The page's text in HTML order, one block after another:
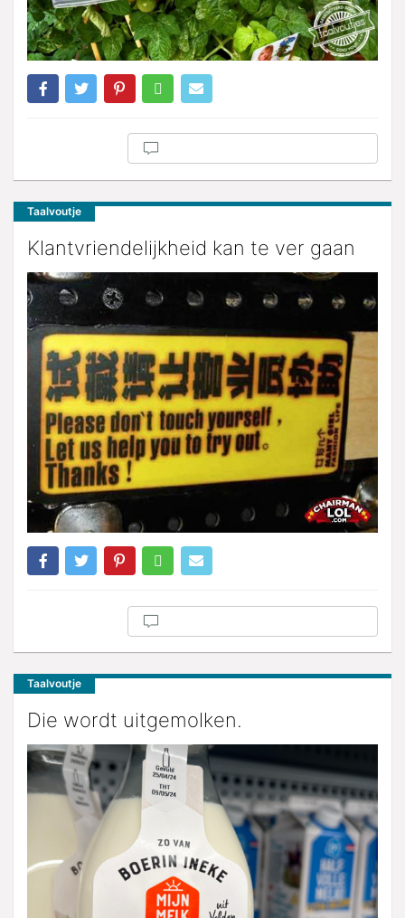
Taalvoutje
Klantvriendelijkheid kan te ver gaan
Taalvoutje
Die wordt uitgemolken.